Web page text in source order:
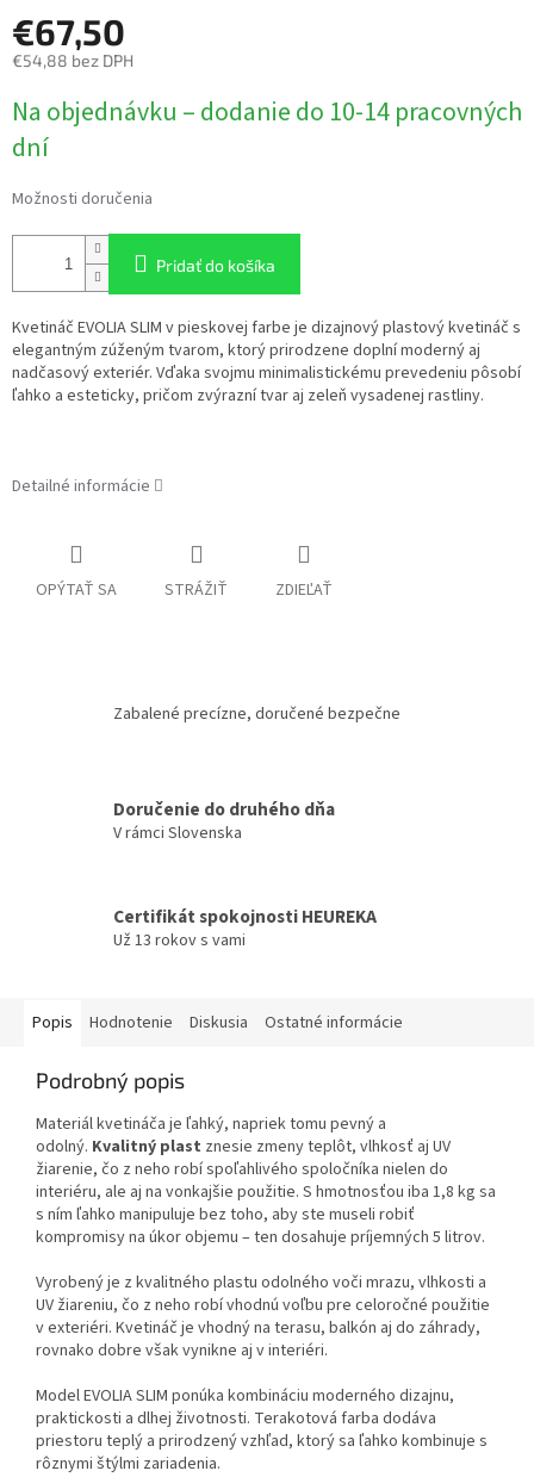
€67,50
€54,88 bez DPH
cena:
Na objednávku – dodanie do 10-14 pracovných
dní
Možnosti doručenia
Pridať do košíka
Kvetináč EVOLIA SLIM v pieskovej farbe je dizajnový plastový kvetináč s
elegantným zúženým tvarom, ktorý prirodzene doplní moderný aj
nadčasový exteriér. Vďaka svojmu minimalistickému prevedeniu pôsobí
ľahko a esteticky, pričom zvýrazní tvar aj zeleň vysadenej rastliny.
Detailné informácie
OPÝTAŤ SA STRÁŽIŤ ZDIEĽAŤ
Zabalené precízne, doručené bezpečne
Doručenie do druhého dňa
V rámci Slovenska
Certifikát spokojnosti HEUREKA
Už 13 rokov s vami
Popis Hodnotenie Diskusia Ostatné informácie
Podrobný popis
Materiál kvetináča je ľahký, napriek tomu pevný a
odolný. Kvalitný plast znesie zmeny teplôt, vlhkosť aj UV
žiarenie, čo z neho robí spoľahlivého spoločníka nielen do
interiéru, ale aj na vonkajšie použitie. S hmotnosťou iba 1,8 kg sa
s ním ľahko manipuluje bez toho, aby ste museli robiť
kompromisy na úkor objemu – ten dosahuje príjemných 5 litrov.
Vyrobený je z kvalitného plastu odolného voči mrazu, vlhkosti a
UV žiareniu, čo z neho robí vhodnú voľbu pre celoročné použitie
v exteriéri. Kvetináč je vhodný na terasu, balkón aj do záhrady,
rovnako dobre však vynikne aj v interiéri.
Model EVOLIA SLIM ponúka kombináciu moderného dizajnu,
praktickosti a dlhej životnosti. Terakotová farba dodáva
priestoru teplý a prirodzený vzhľad, ktorý sa ľahko kombinuje s
rôznymi štýlmi zariadenia.